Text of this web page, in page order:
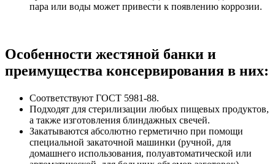
пара или воды может привести к появлению коррозии.
Особенности жестяной банки и
преимущества консервирования в них:
Соответствуют ГОСТ 5981-88.
Подходят для стерилизации любых пищевых продуктов,
а также изготовления блиндажных свечей.
Закатываются абсолютно герметично при помощи
специальной закаточной машинки (ручной, для
домашнего использования, полуавтоматической или